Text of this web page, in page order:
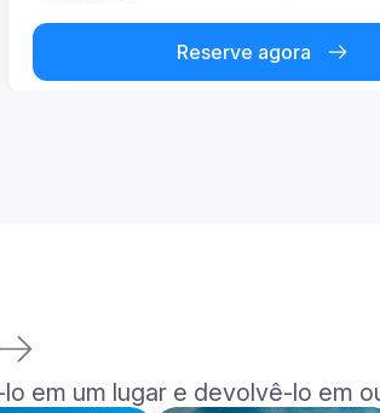
Reserve agora
em um lugar e devolvê-lo em